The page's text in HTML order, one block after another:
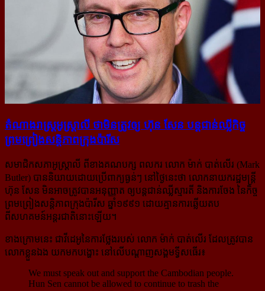
តំណាងរាស្ត្រ​អូស្ត្រាលី ថា​មិន​ត្រូវ​ឲ្យ ហ៊ុន សែន បន្តជាន់ឈ្លី​កិច្ច​
ព្រមព្រៀង​សន្តិភាព​ក្រុង​ប៉ារីស
សមាជិកសភា​អូស្ត្រាលី ពី​ខាង​គណបក្ស ពលករ លោក ម៉ាក់ បាត់លើរ (Mark
Butler) បាននិយាយ​ដោយ​ប្រើពាក្យធ្ងន់ៗ នៅថ្ងៃនេះថា លោកនាយករដ្ឋមន្ត្រី
ហ៊ុន សែន មិនអាច​ត្រូវបានអនុញ្ញាត ឲ្យបន្តជាន់ឈ្លីស្មារតី និងការចែង នៃកិច្ច
ព្រមព្រៀងសន្តិភាពក្រុងប៉ារីស ឆ្នាំ១៩៩១ ដោយគ្មានការឆ្លើយតប
ពីសហគមន៍អន្តរជាតិនោះឡើយ។
ខាងក្រោមនេះ ជាវីដេអូនៃការថ្លែងរបស់ លោក ម៉ាក់ បាត់លើរ ដែលត្រូវបាន
លោកខ្លួនឯង យកមកបង្ហោះ នៅលើបណ្ដាញសង្គមទ្វីសធើរ៖
We must speak out and support the Cambodian people.
Hun Sen cannot be allowed to continue to trash the